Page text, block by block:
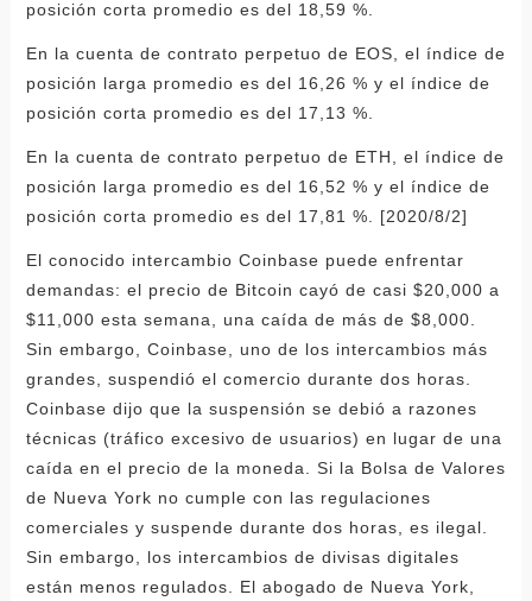
posición corta promedio es del 18,59 %.
En la cuenta de contrato perpetuo de EOS, el índice de
posición larga promedio es del 16,26 % y el índice de
posición corta promedio es del 17,13 %.
En la cuenta de contrato perpetuo de ETH, el índice de
posición larga promedio es del 16,52 % y el índice de
posición corta promedio es del 17,81 %. [2020/8/2]
El conocido intercambio Coinbase puede enfrentar
demandas: el precio de Bitcoin cayó de casi $20,000 a
$11,000 esta semana, una caída de más de $8,000.
Sin embargo, Coinbase, uno de los intercambios más
grandes, suspendió el comercio durante dos horas.
Coinbase dijo que la suspensión se debió a razones
técnicas (tráfico excesivo de usuarios) en lugar de una
caída en el precio de la moneda. Si la Bolsa de Valores
de Nueva York no cumple con las regulaciones
comerciales y suspende durante dos horas, es ilegal.
Sin embargo, los intercambios de divisas digitales
están menos regulados. El abogado de Nueva York,